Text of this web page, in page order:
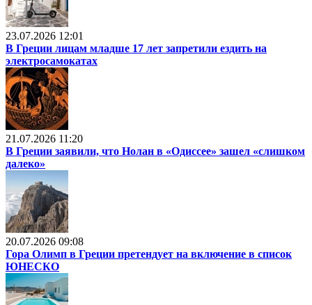
23.07.2026 12:01
В Греции лицам младше 17 лет запретили ездить на
электросамокатах
21.07.2026 11:20
В Греции заявили, что Нолан в «Одиссее» зашел «слишком
далеко»
20.07.2026 09:08
Гора Олимп в Греции претендует на включение в список
ЮНЕСКО